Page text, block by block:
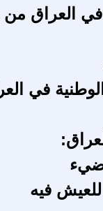
في العراق
في
فيه